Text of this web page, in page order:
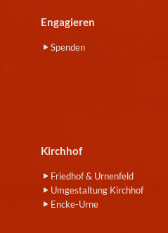
Engagieren
Spenden
Kirchhof
Friedhof & Urnenfeld
Umgestaltung Kirchhof
Encke-Urne